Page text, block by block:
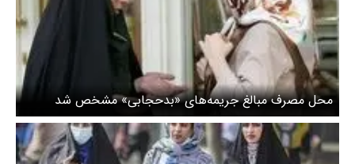
محل مصرف مبالغ جریمه‌‌های «بدحجابی» مشخص شد